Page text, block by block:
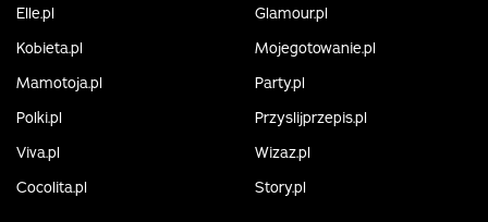
Elle.pl
Glamour.pl
Kobieta.pl
Mojegotowanie.pl
Mamotoja.pl
Party.pl
Polki.pl
Przyslijprzepis.pl
Viva.pl
Wizaz.pl
Cocolita.pl
Story.pl